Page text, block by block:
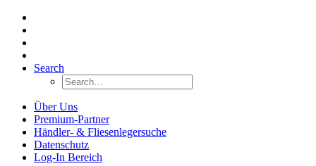
Search
Über Uns
Premium-Partner
Händler- & Fliesenlegersuche
Datenschutz
Log-In Bereich